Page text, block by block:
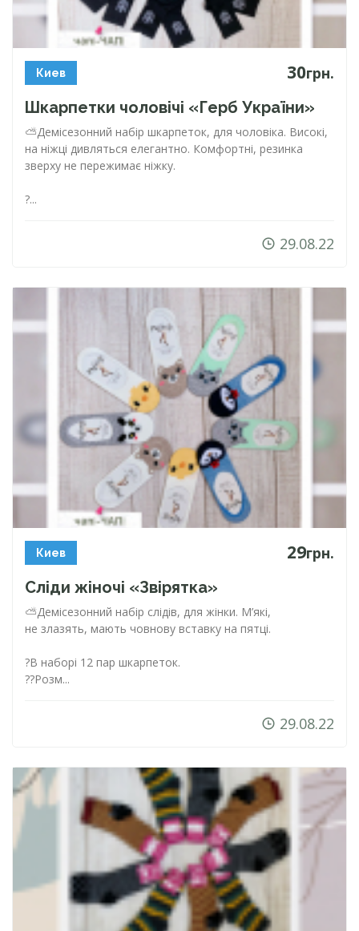
Киев 30грн.
Шкарпетки чоловічі «Герб України»
⛅️Демісезонний набір шкарпеток, для чоловіка. Високі,
на ніжці дивляться елегантно. Комфортні, резинка
зверху не пережимає ніжку.
?...
29.08.22
Киев 29грн.
Сліди жіночі «Звірятка»
⛅️Демісезонний набір слідів, для жінки. М’які,
не злазять, мають човнову вставку на пятці.
?В наборі 12 пар шкарпеток.
??Розм...
29.08.22